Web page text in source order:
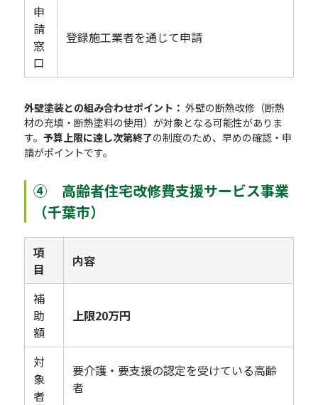
申
請
窓
口
登録施工業者を通じて申請
外壁塗装との組み合わせポイント： 外壁の断熱改修（断熱
材の充填・断熱塗料の使用）が対象となる可能性がありま
す。 予算上限に達し次第終了の制度のため、早めの確認・申
請がポイントです。
④ 高齢者住宅改修費支援サービス事業
（千葉市）
項
目
内容
補
助
額
上限20万円
対
象
者
要介護・要支援の認定を受けている高齢
者